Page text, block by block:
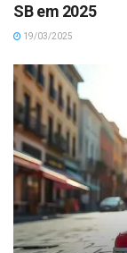
SB em 2025
19/03/2025